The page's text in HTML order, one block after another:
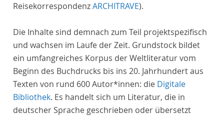
ReisekorrespondenzARCHITRAVE).
Die Inhalte sind demnach zum Teil projektspezifisch
und wachsen im Laufe der Zeit. Grundstock bildet
ein umfangreiches Korpus der Weltliteratur vom
Beginn des Buchdrucks bis ins 20. Jahrhundert aus
Texten von rund 600 Autor*innen: die Digitale
Bibliothek. Es handelt sich um Literatur, die in
deutscher Sprache geschrieben oder übersetzt